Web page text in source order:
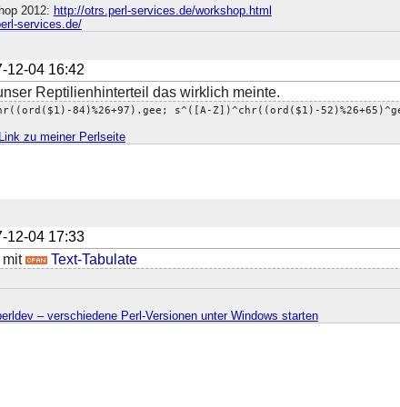
2012: http://otrs.perl-services.de/workshop.html
services.de/
12-04 16:42
Reptilienhinterteil das wirklich meinte.
84)%26+97).gee; s^([A-Z])^chr((ord($1)-
Link zu meiner Perlseite
12-04 17:33
mit Text-Tabulate
– verschiedene Perl-Versionen unter Windows starten